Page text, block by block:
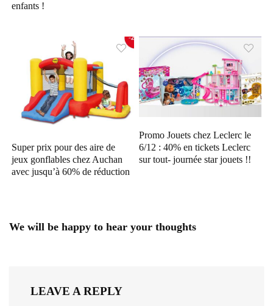
enfants !
Super prix pour des aire de
jeux gonflables chez Auchan
avec jusqu’à 60% de réduction
Promo Jouets chez Leclerc le
6/12 : 40% en tickets Leclerc
sur tout- journée star jouets !!
We will be happy to hear your thoughts
LEAVE A REPLY